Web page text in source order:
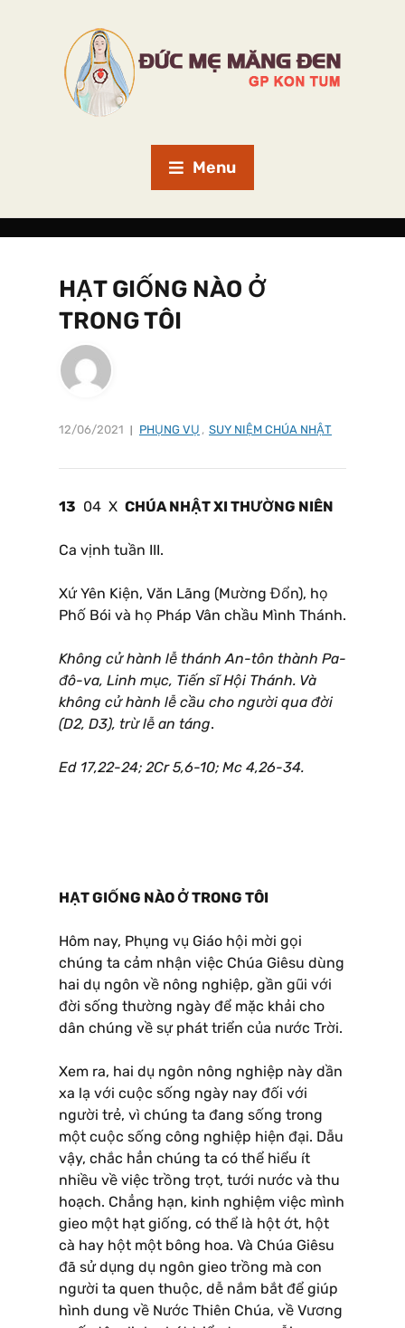
Menu
HẠT GIỐNG NÀO Ở
TRONG TÔI
12/06/2021 PHỤNG VỤ , SUY NIỆM CHÚA NHẬT
13 04 X CHÚA NHẬT XI THƯỜNG NIÊN
Ca vịnh tuần III.
Xứ Yên Kiện, Văn Lãng (Mường Đổn), họ
Phố Bói và họ Pháp Vân chầu Mình Thánh.
Không cử hành lễ thánh An-tôn thành Pa-
đô-va, Linh mục, Tiến sĩ Hội Thánh. Và
không cử hành lễ cầu cho người qua đời
(D2, D3), trừ lễ an táng.
Ed 17,22-24; 2Cr 5,6-10; Mc 4,26-34.
HẠT GIỐNG NÀO Ở TRONG TÔI
Hôm nay, Phụng vụ Giáo hội mời gọi
chúng ta cảm nhận việc Chúa Giêsu dùng
hai dụ ngôn về nông nghiệp, gần gũi với
đời sống thường ngày để mặc khải cho
dân chúng về sự phát triển của nước Trời.
Xem ra, hai dụ ngôn nông nghiệp này dần
xa lạ với cuộc sống ngày nay đối với
người trẻ, vì chúng ta đang sống trong
một cuộc sống công nghiệp hiện đại. Dẫu
vậy, chắc hẳn chúng ta có thể hiểu ít
nhiều về việc trồng trọt, tưới nước và thu
hoạch. Chẳng hạn, kinh nghiệm việc mình
gieo một hạt giống, có thể là hột ớt, hột
cà hay hột một bông hoa. Và Chúa Giêsu
đã sử dụng dụ ngôn gieo trồng mà con
người ta quen thuộc, dễ nắm bắt để giúp
hình dung về Nước Thiên Chúa, về Vương